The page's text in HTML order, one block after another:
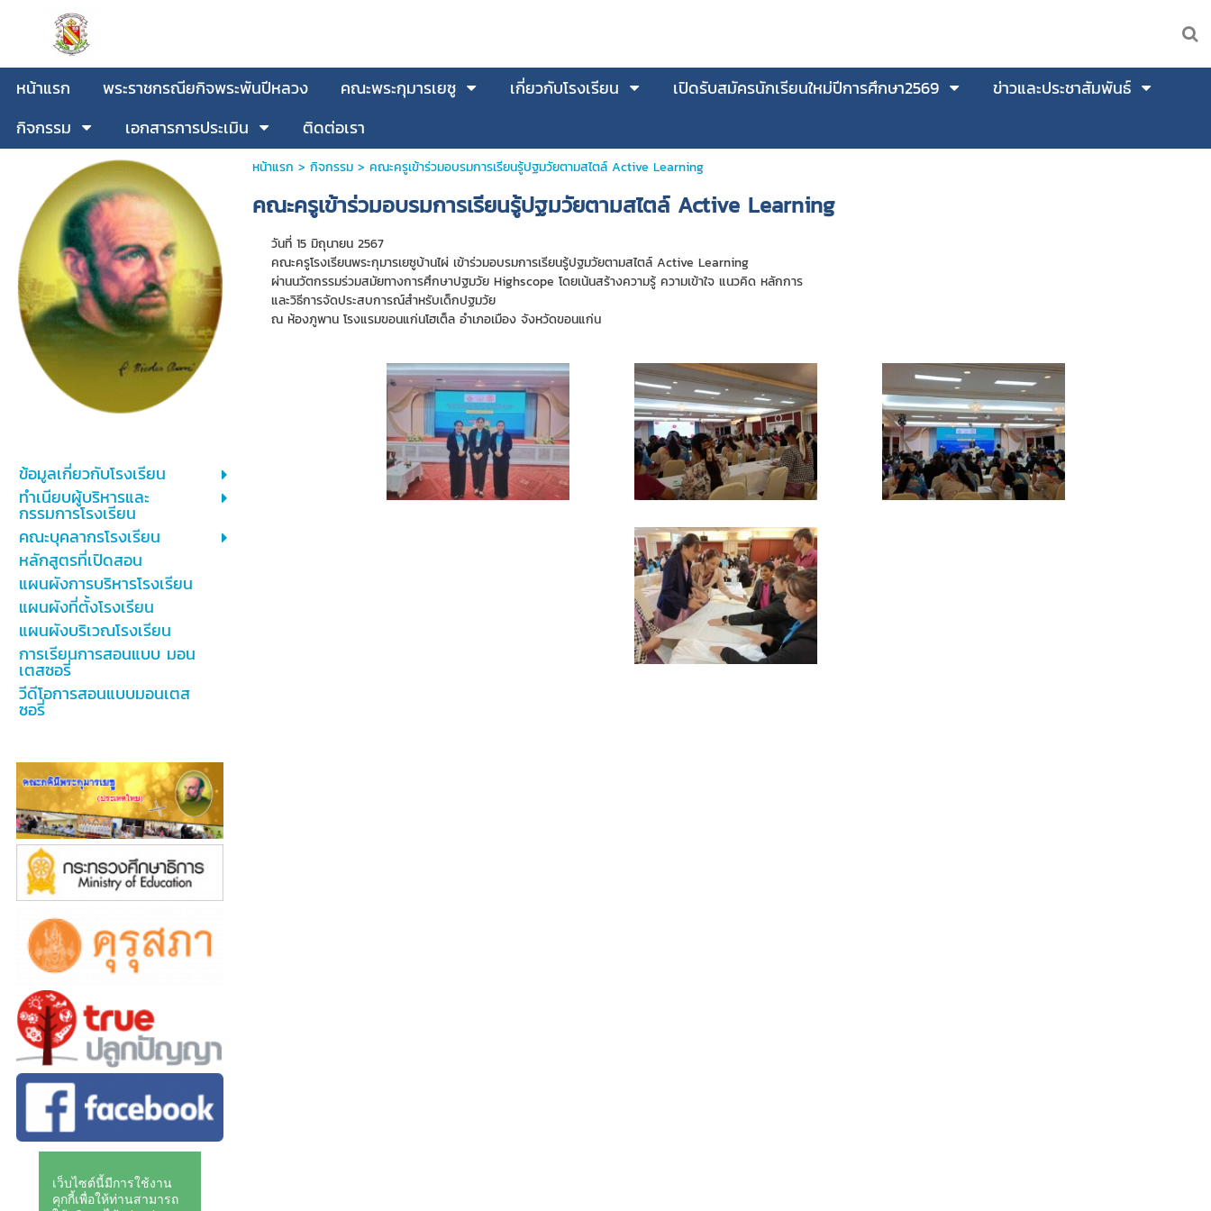
หน้าแรก พระราชกรณียกิจพระพันปีหลวง คณะพระกุมารเยซู เกี่ยวกับโรงเรียน เปิดรับสมัครนักเรียนใหม่ปีการศึกษา2569
ข่าวและประชาสัมพันธ์
กิจกรรม
เอกสารการประเมิน ติดต่อเรา
ข้อมูลเกี่ยวกับโรงเรียน
ทำเนียบผู้บริหารและ
กรรมการโรงเรียน
คณะบุคลากรโรงเรียน
หลักสูตรที่เปิดสอน
แผนผังการบริหารโรงเรียน
แผนผังที่ตั้งโรงเรียน
แผนผังบริเวณโรงเรียน
การเรียนการสอนแบบ มอน
เตสซอรี่
วีดีโอการสอนแบบมอนเตส
ซอรี่
หน้าแรก > กิจกรรม> คณะครูเข้าร่วมอบรมการเรียนรู้ปฐมวัยตามสไตล์ Active Learning
คณะครูเข้าร่วมอบรมการเรียนรู้ปฐมวัยตามสไตล์ Active Learning
วันที่ 15 มิถุนายน 2567
คณะครูโรงเรียนพระกุมารเยซูบ้านไผ่ เข้าร่วมอบรมการเรียนรู้ปฐมวัยตามสไตล์ Active Learning
ผ่านนวัตกรรมร่วมสมัยทางการศึกษาปฐมวัย Highscope โดยเน้นสร้างความรู้ ความเข้าใจ แนวคิด หลักการ
และวิธีการจัดประสบการณ์สำหรับเด็กปฐมวัย
ณ ห้องภูพาน โรงแรมขอนแก่นโฮเต็ล อำเภอเมือง จังหวัดขอนแก่น